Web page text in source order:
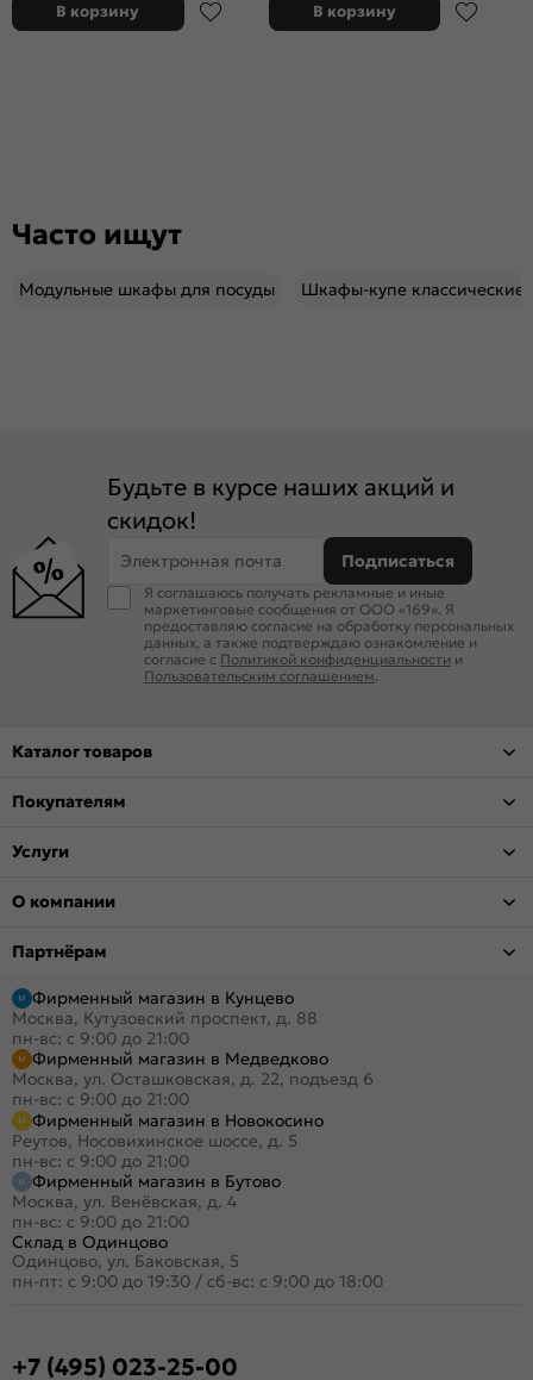
В корзину В корзину
Часто ищут
Модульные шкафы для посуды Шкафы-купе классические
Будьте в курсе наших акций и
скидок!
Электронная почта Подписаться
Я соглашаюсь получать рекламные и иные
маркетинговые сообщения от ООО «169». Я
предоставляю согласие на обработку персональных
данных, а также подтверждаю ознакомление и
согласие с Политикой конфиденциальности и
Пользовательским соглашением
Каталог товаров
Покупателям
Услуги
О компании
Партнёрам
Фирменный магазин в Кунцево
Москва, Кутузовский проспект, д. 88
пн-вс: с 9:00 до 21:00
Фирменный магазин в Медведково
Москва, ул. Осташковская, д. 22, подъезд 6
пн-вс: с 9:00 до 21:00
Фирменный магазин в Новокосино
Реутов, Носовихинское шоссе, д. 5
пн-вс: с 9:00 до 21:00
Фирменный магазин в Бутово
Москва, ул. Венёвская, д. 4
пн-вс: с 9:00 до 21:00
Склад в Одинцово
Одинцово, ул. Баковская, 5
пн-пт: с 9:00 до 19:30 / сб-вс: с 9:00 до 18:00
+7 (495) 023-25-00